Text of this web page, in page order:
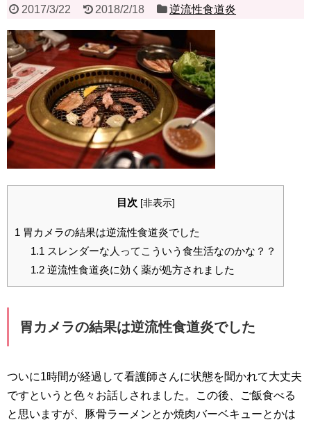
2017/3/22 2018/2/18 逆流性食道炎
目次 [非表示]
1 胃カメラの結果は逆流性食道炎でした
1.1 スレンダーな人ってこういう食生活なのかな？？
1.2逆流性食道炎に効く薬が処方されました
胃カメラの結果は逆流性食道炎でした
ついに1時間が経過して看護師さんに状態を聞かれて大丈夫
ですというと色々お話しされました。この後、ご飯食べる
と思いますが、豚骨ラーメンとか焼肉バーベキューとかは